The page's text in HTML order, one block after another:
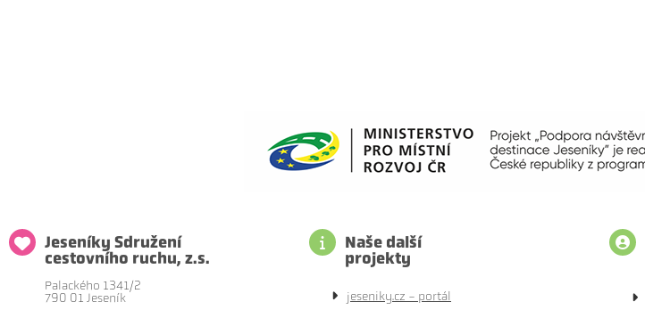
Jeseníky Sdružení
cestovního ruchu, z.s.
Palackého 1341/2
790 01 Jeseník
Naše další
projekty
jeseniky.cz - portál